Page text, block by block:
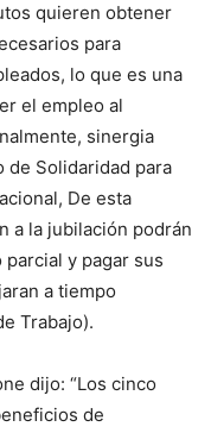
quieren obtener
para
lo que es una
el empleo al
sinergia
de Solidaridad para
De esta
a la jubilación podrán
y pagar sus
a tiempo
Trabajo).
dijo: “Los cinco
de